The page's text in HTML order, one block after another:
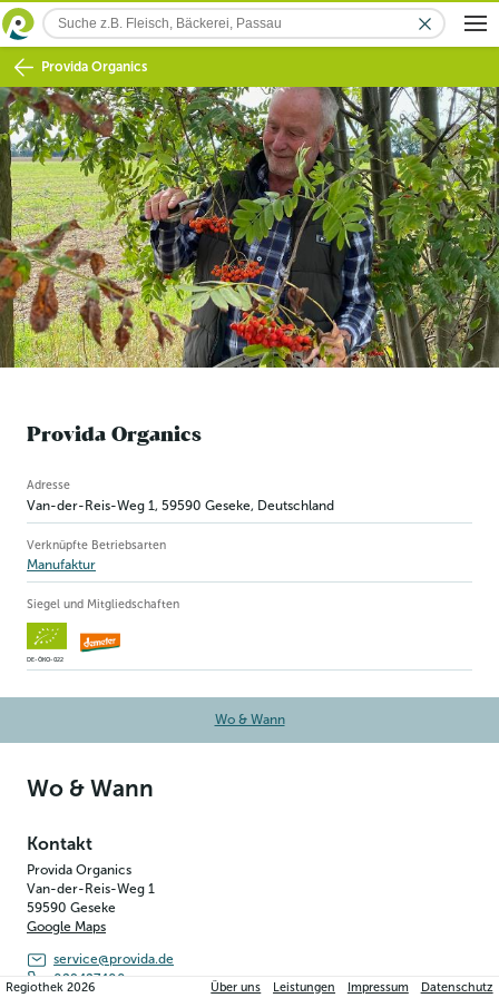
Provida Organics
Provida Organics
Betriebsinformation
Adresse
Van-der-Reis-Weg 1 , 59590 Geseke, Deutschland
Verknüpfte Betriebsarten
Manufaktur
Siegel und Mitgliedschaften
DE-ÖKO-022
Wo & Wann
Wo & Wann
Kontakt
Provida Organics
Van-der-Reis-Weg 1
59590 Geseke
Google Maps
service@provida.de
029427400
Regiothek2026 Über uns Leistungen Impressum Datenschutz